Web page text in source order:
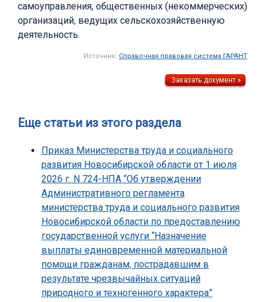
самоуправления, общественных (некоммерческих)
организаций, ведущих сельскохозяйственную
деятельность.
Источник: Справочная правовая система ГАРАНТ
Еще статьи из этого раздела
Приказ Министерства труда и социального
развития Новосибирской области от 1 июля
2026 г. N 724-НПА “Об утверждении
Административного регламента
министерства труда и социального развития
Новосибирской области по предоставлению
государственной услуги “Назначение
выплаты единовременной материальной
помощи гражданам, пострадавшим в
результате чрезвычайных ситуаций
природного и техногенного характера”